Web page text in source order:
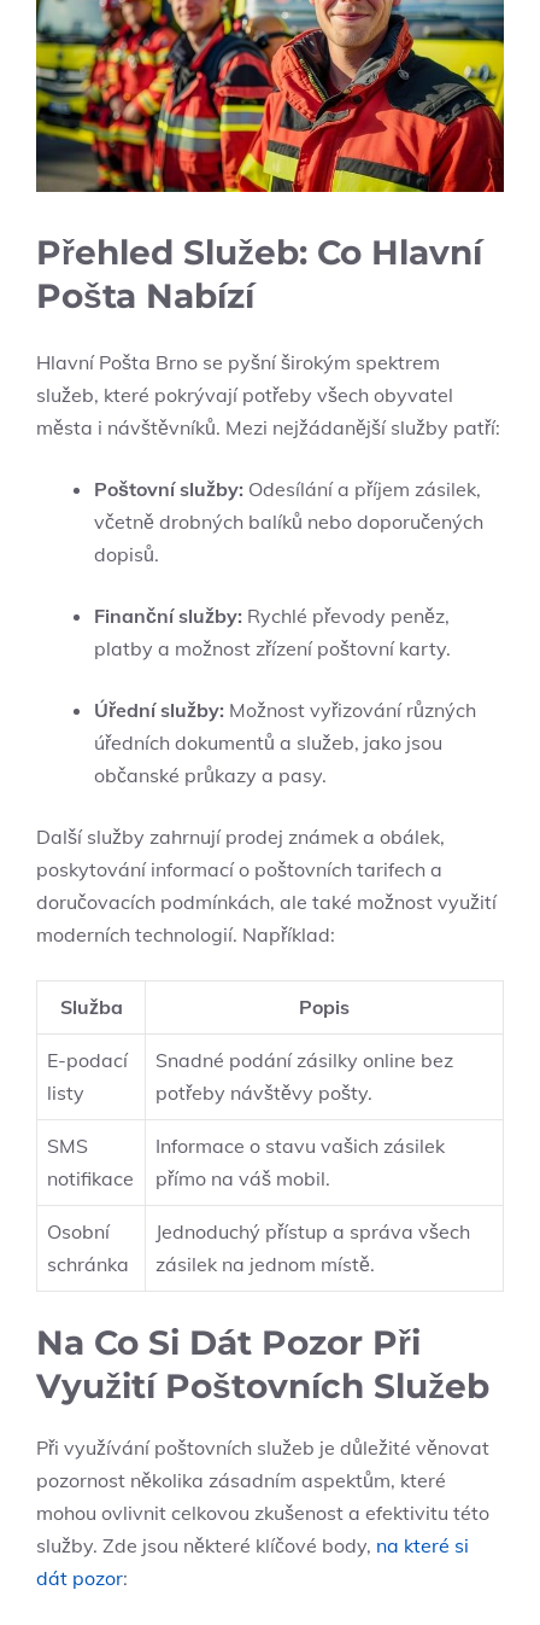
Přehled Služeb: Co Hlavní
Pošta Nabízí
Hlavní Pošta Brno se pyšní širokým spektrem
služeb, které pokrývají potřeby všech obyvatel
města i návštěvníků. Mezi nejžádanější služby patří:
Poštovní služby: Odesílání a příjem zásilek,
včetně drobných balíků nebo doporučených
dopisů.
Finanční služby: Rychlé převody peněz,
platby a možnost zřízení poštovní karty.
Úřední služby: Možnost vyřizování různých
úředních dokumentů a služeb, jako jsou
občanské průkazy a pasy.
Další služby zahrnují prodej známek a obálek,
poskytování informací o poštovních tarifech a
doručovacích podmínkách, ale také možnost využití
moderních technologií. Například:
Služba Popis
E-podací
listy
Snadné podání zásilky online bez
potřeby návštěvy pošty.
SMS
notifikace
Informace o stavu vašich zásilek
přímo na váš mobil.
Osobní
schránka
Jednoduchý přístup a správa všech
zásilek na jednom místě.
Na Co Si Dát Pozor Při
Využití Poštovních Služeb
Při využívání poštovních služeb je důležité věnovat
pozornost několika zásadním aspektům, které
mohou ovlivnit celkovou zkušenost a efektivitu této
služby. Zde jsou některé klíčové body, na které si
dát pozor: